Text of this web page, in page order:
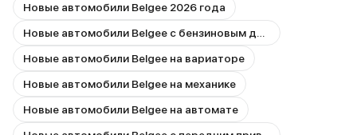
Новые автомобили Belgee 2026 года
Новые автомобили Belgee на вариаторе
Новые автомобили Belgee на механике
Новые автомобили Belgee на автомате